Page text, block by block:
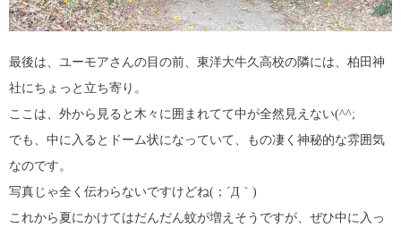
最後は、ユーモアさんの目の前、東洋大牛久高校の隣には、柏田神
社にちょっと立ち寄り。
ここは、外から見ると木々に囲まれてて中が全然見えない(^^;
でも、中に入るとドーム状になっていて、もの凄く神秘的な雰囲気
なのです。
写真じゃ全く伝わらないですけどね(；´Д｀)
これから夏にかけてはだんだん蚊が増えそうですが、ぜひ中に入っ